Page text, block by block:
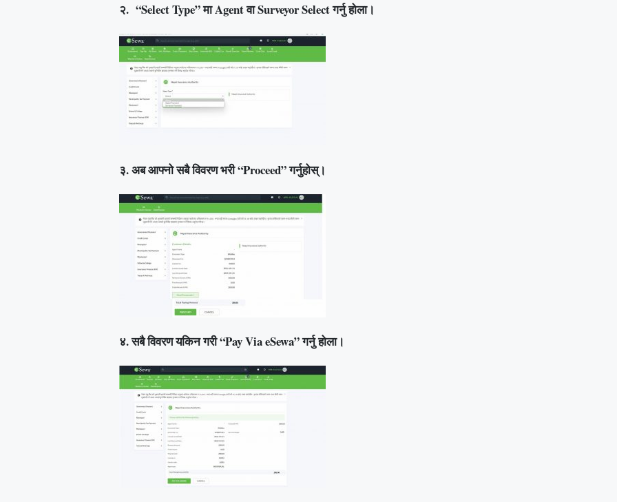
२. “Select Type” मा Agent वा Surveyor Select गर्नु होला।
३. अब आफ्नो सबै विवरण भरी “Proceed” गर्नुहोस्।
४. सबै विवरण यकिन गरी “Pay Via eSewa” गर्नु होला।